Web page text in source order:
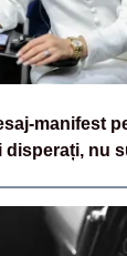
manifest
disperați, nu